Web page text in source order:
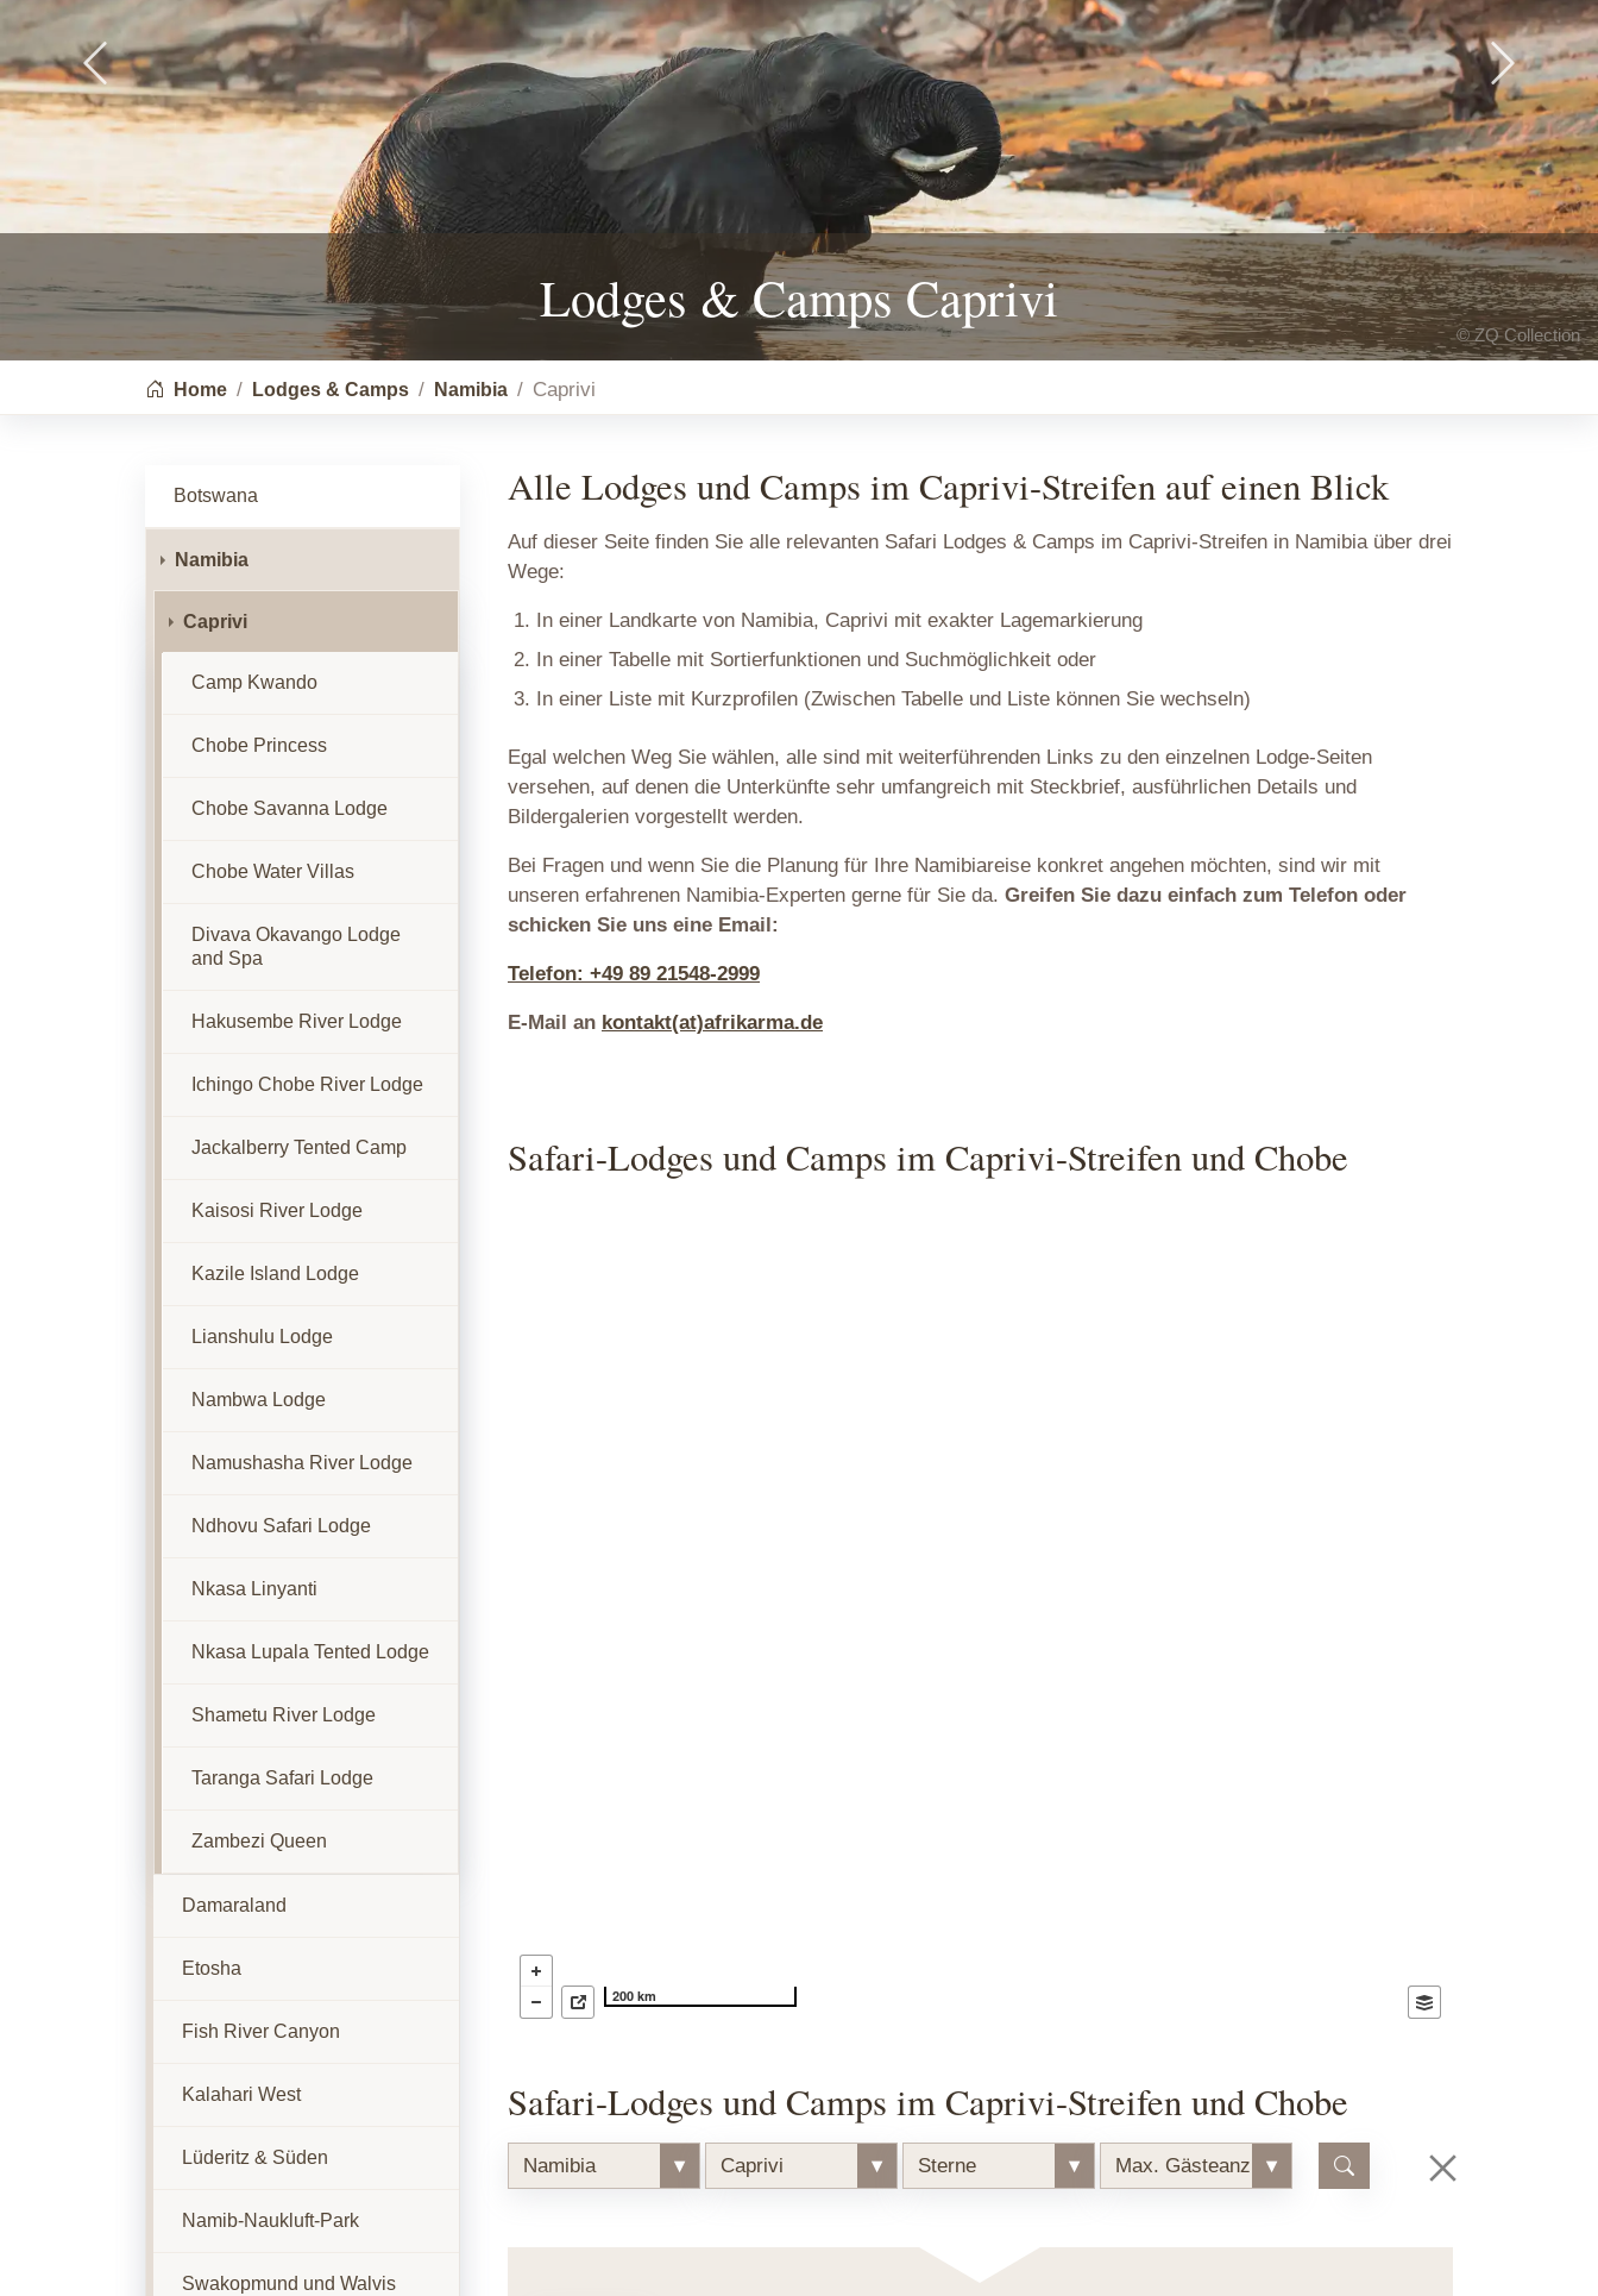
Lodges & Camps Caprivi
© Hartmut Röder
Previous Next
You are here:
Home Lodges & Camps Namibia Caprivi
Alle Lodges und Camps im Caprivi-Streifen auf einen Blick
Auf dieser Seite finden Sie alle relevanten Safari Lodges & Camps im Caprivi-Streifen in Namibia über drei
Wege:
In einer Landkarte von Namibia, Caprivi mit exakter Lagemarkierung
In einer Tabelle mit Sortierfunktionen und Suchmöglichkeit oder
In einer Liste mit Kurzprofilen (Zwischen Tabelle und Liste können Sie wechseln)
Egal welchen Weg Sie wählen, alle sind mit weiterführenden Links zu den einzelnen Lodge-Seiten
versehen, auf denen die Unterkünfte sehr umfangreich mit Steckbrief, ausführlichen Details und
Bildergalerien vorgestellt werden.
Bei Fragen und wenn Sie die Planung für Ihre Namibiareise konkret angehen möchten, sind wir mit
unseren erfahrenen Namibia-Experten gerne für Sie da. Greifen Sie dazu einfach zum Telefon oder
schicken Sie uns eine Email:
Telefon: +49 89 21548-2999
E-Mail an kontakt(at)afrikarma.de
Safari-Lodges und Camps im Caprivi-Streifen und Chobe
200 km
Safari-Lodges und Camps im Caprivi-Streifen und Chobe
Namibia ▾ Caprivi ▾ Sterne ▾ Max. Gästeanzahl▾
Botswana
Namibia
Caprivi
Camp Kwando
Chobe Princess
Chobe Savanna Lodge
Chobe Water Villas
Divava Okavango Lodge
and Spa
Hakusembe River Lodge
Ichingo Chobe River Lodge
Jackalberry Tented Camp
Kaisosi River Lodge
Kazile Island Lodge
Lianshulu Lodge
Nambwa Lodge
Namushasha River Lodge
Ndhovu Safari Lodge
Nkasa Linyanti
Nkasa Lupala Tented Lodge
Shametu River Lodge
Taranga Safari Lodge
Zambezi Queen
Damaraland
Etosha
Fish River Canyon
Kalahari West
Lüderitz & Süden
Namib-Naukluft-Park
Swakopmund und Walvis